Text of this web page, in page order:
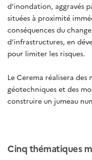
d’inondation, aggravés
situées à proximité
conséquences du
d’infrastructures, en
pour limiter les risques.
Le Cerema réalisera des
géotechniques et des
construire un jumeau
Cinq thématiques